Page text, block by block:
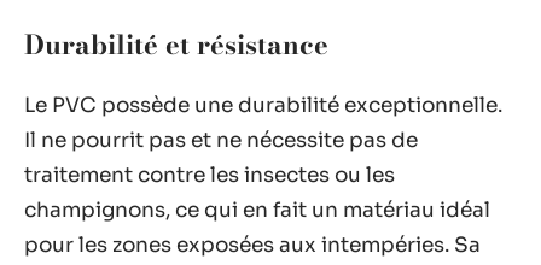
Durabilité et résistance
Le PVC possède une durabilité exceptionnelle.
Il ne pourrit pas et ne nécessite pas de
traitement contre les insectes ou les
champignons, ce qui en fait un matériau idéal
pour les zones exposées aux intempéries. Sa